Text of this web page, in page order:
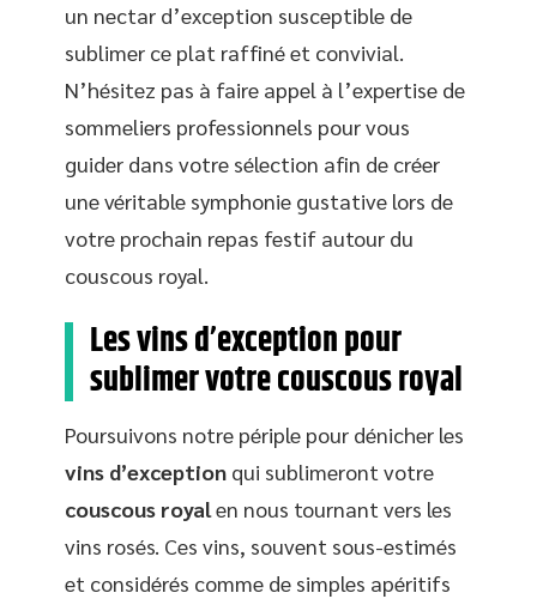
un nectar d’exception susceptible de
sublimer ce plat raffiné et convivial.
N’hésitez pas à faire appel à l’expertise de
sommeliers professionnels pour vous
guider dans votre sélection afin de créer
une véritable symphonie gustative lors de
votre prochain repas festif autour du
couscous royal.
Les vins d’exception pour
sublimer votre couscous royal
Poursuivons notre périple pour dénicher les
vins d’exception qui sublimeront votre
couscous royalen nous tournant vers les
vins rosés. Ces vins, souvent sous-estimés
et considérés comme de simples apéritifs